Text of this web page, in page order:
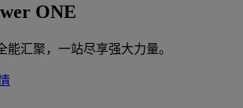
ONE
能汇聚，一站尽享强大力量。